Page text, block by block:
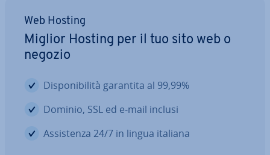
Web Hosting
Miglior Hosting per il tuo sito web o
negozio
Di­spo­ni­bi­li­tà garantita al 99,99%
Dominio, SSL ed e-mail inclusi
As­si­sten­za 24/7 in lingua italiana